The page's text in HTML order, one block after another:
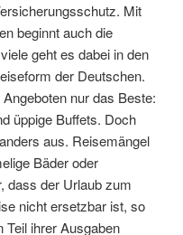
Mit
beginnt auch die
geht es dabei in den
der Deutschen.
nur das Beste:
üppige Buffets. Doch
aus. Reisemängel
Bäder oder
dass der Urlaub zum
nicht ersetzbar ist, so
Teil ihrer Ausgaben